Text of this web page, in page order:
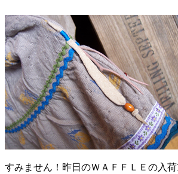
すみません！昨日のＷＡＦＦＬＥの入荷